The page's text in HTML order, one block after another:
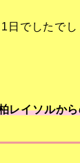
日でしたで
レイソルか